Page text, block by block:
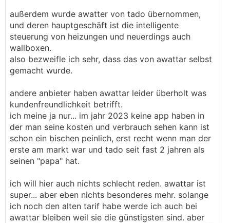
außerdem wurde awatter von tado übernommen,
und deren hauptgeschäft ist die intelligente
steuerung von heizungen und neuerdings auch
wallboxen.
also bezweifle ich sehr, dass das von awattar selbst
gemacht wurde.
andere anbieter haben awattar leider überholt was
kundenfreundlichkeit betrifft.
ich meine ja nur... im jahr 2023 keine app haben in
der man seine kosten und verbrauch sehen kann ist
schon ein bischen peinlich, erst recht wenn man der
erste am markt war und tado seit fast 2 jahren als
seinen "papa" hat.
ich will hier auch nichts schlecht reden. awattar ist
super... aber eben nichts besonderes mehr. solange
ich noch den alten tarif habe werde ich auch bei
awattar bleiben weil sie die günstigsten sind. aber